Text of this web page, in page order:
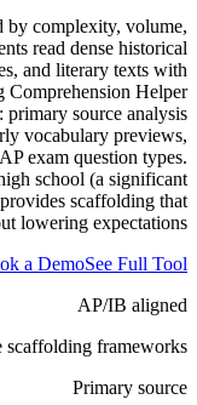
by complexity, volume,
read dense historical
and literary texts with
Comprehension Helper
primary source analysis
vocabulary previews,
exam question types.
school (a significant
scaffolding that
lowering expectations.
a DemoSee Full Tool
AP/IB aligned
scaffolding frameworks
Primary source